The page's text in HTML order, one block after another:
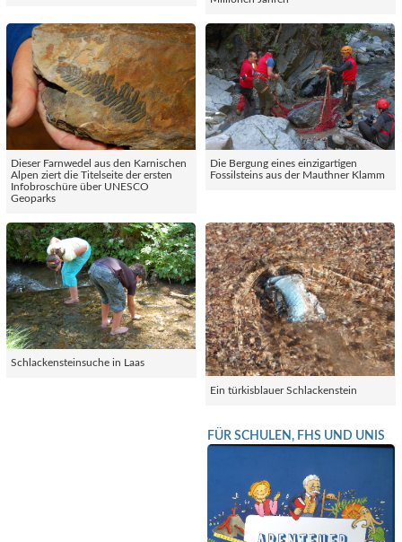
Dieser Farnwedel aus den Karnischen
Alpen ziert die Titelseite der ersten
Infobroschüre über UNESCO
Geoparks
Die Bergung eines einzigartigen
Fossilsteins aus der Mauthner Klamm
Schlackensteinsuche in Laas
Ein türkisblauer Schlackenstein
FÜR SCHULEN, FHS UND UNIS